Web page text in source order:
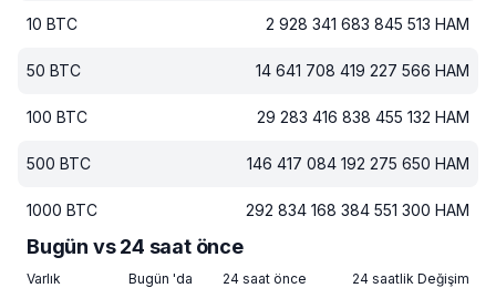
10 BTC 2 928 341 683 845 513 HAM
50 BTC 14 641 708 419 227 566 HAM
100 BTC 29 283 416 838 455 132 HAM
500 BTC 146 417 084 192 275 650 HAM
1000 BTC 292 834 168 384 551 300 HAM
Bugün vs 24 saat önce
Varlık Bugün 'da 24 saat önce 24 saatlik Değişim